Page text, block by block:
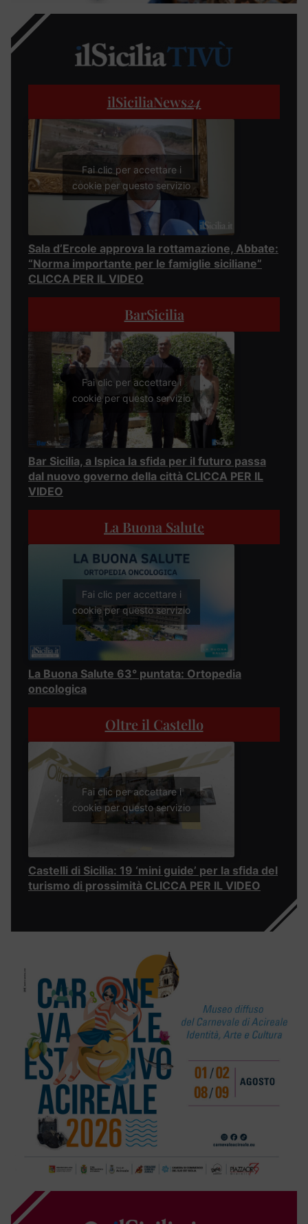
ilSiciliaNews24
Fai clic per accettare i
cookie per questo servizio
Sala d’Ercole approva la rottamazione, Abbate:
“Norma importante per le famiglie siciliane”
CLICCA PER IL VIDEO
BarSicilia
Fai clic per accettare i
cookie per questo servizio
Bar Sicilia, a Ispica la sfida per il futuro passa
dal nuovo governo della città CLICCA PER IL
VIDEO
La Buona Salute
Fai clic per accettare i
cookie per questo servizio
La Buona Salute 63° puntata: Ortopedia
oncologica
Oltre il Castello
Fai clic per accettare i
cookie per questo servizio
Castelli di Sicilia: 19 ‘mini guide’ per la sfida del
turismo di prossimità CLICCA PER IL VIDEO